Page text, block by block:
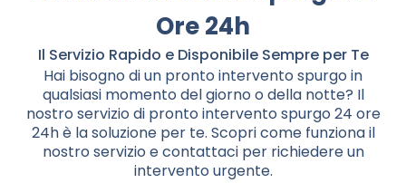
Ore 24h
Il Servizio Rapido e Disponibile Sempre per Te
Hai bisogno di un pronto intervento spurgo in
qualsiasi momento del giorno o della notte? Il
nostro servizio di pronto intervento spurgo 24 ore
24h è la soluzione per te. Scopri come funziona il
nostro servizio e contattaci per richiedere un
intervento urgente.